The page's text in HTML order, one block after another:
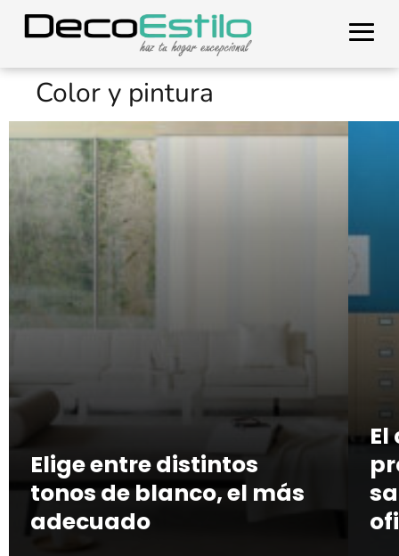
Color y pintura
Elige entre distintos
tonos de blanco, el más
adecuado
El